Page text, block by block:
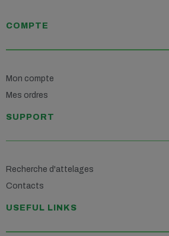
COMPTE
Mon compte
Mes ordres
SUPPORT
Recherche d'attelages
Contacts
USEFUL LINKS